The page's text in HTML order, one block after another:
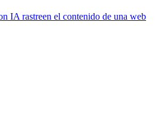
IA rastreen el contenido de una web